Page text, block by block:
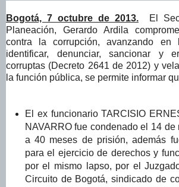
Bogotá, 7 octubre de 2013.
El
Planeación, Gerardo Ardila
contra la corrupción, avanzando en
identificar, denunciar, sancionar y
corruptas (Decreto 2641 de 2012) y
la función pública, se permite informar
El ex funcionario TARCISIO
NAVARRO fue condenado el 14 de
a 40 meses de prisión, además
para el ejercicio de derechos y
por el mismo lapso, por el
Circuito de Bogotá, sindicado de